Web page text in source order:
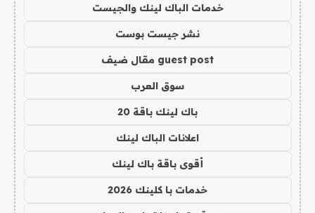
خدمات الباك لينك والجيست
نشر جيست بوست
guest post مقال ضيف
سوق العرب
باك لينك باقة 20
اعلانات الباك لينك
أقوى باقة باك لينك
خدمات با كلينك 2026